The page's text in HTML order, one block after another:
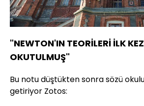
"NEWTON'IN TEORİLERİ İLK
OKUTULMUŞ"
Bu notu düştükten sonra sözü
getiriyor Zotos: